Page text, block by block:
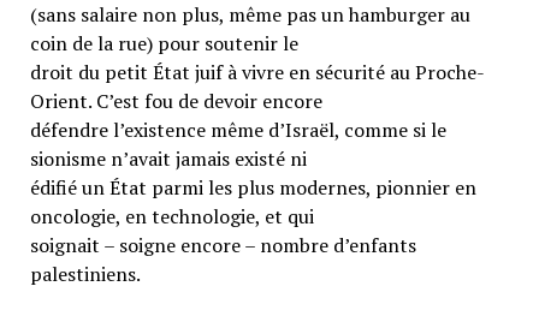
(sans salaire non plus, même pas un hamburger au
coin de la rue) pour soutenir le
droit du petit État juif à vivre en sécurité au Proche-
Orient. C’est fou de devoir encore
défendre l’existence même d’Israël, comme si le
sionisme n’avait jamais existé ni
édifié un État parmi les plus modernes, pionnier en
oncologie, en technologie, et qui
soignait – soigne encore – nombre d’enfants
palestiniens.